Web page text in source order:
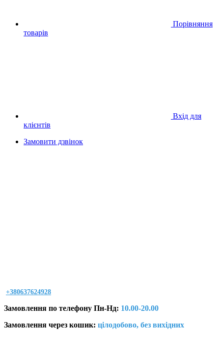
Порівняння
товарів
Вхід для
клієнтів
Замовити дзвінок
+380637624928
Замовлення по телефону Пн-Нд: 10.00-20.00
Замовлення через кошик: цілодобово, без вихідних